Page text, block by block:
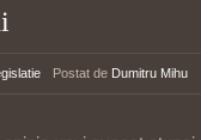
Postat de Dumitru Mihu